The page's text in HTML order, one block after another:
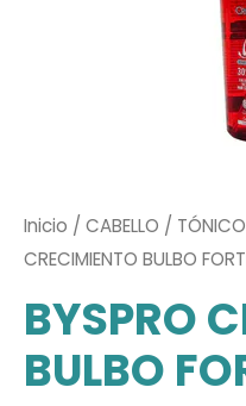
Inicio / CABELLO / TÓNICO
CRECIMIENTO BULBO
BYSPRO
BULBO